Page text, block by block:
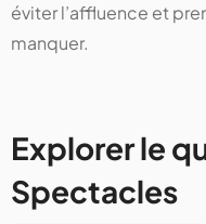
éviter l’affluence et
manquer.
Explorer le
Spectacles